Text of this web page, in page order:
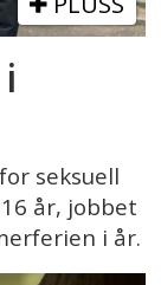
seksuell
år, jobbet
i år.